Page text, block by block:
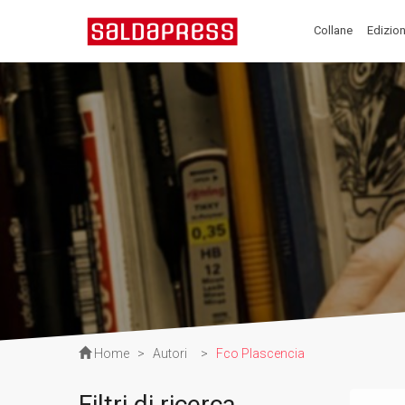
Collane
Home > Autori > Fco Plascencia